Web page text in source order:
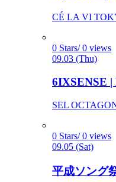
CÉ LA VI
0 Stars/ 0 views
09.03 (Thu)
6IXSENSE
SEL
0 Stars/ 0 views
09.05 (Sat)
平成ソング